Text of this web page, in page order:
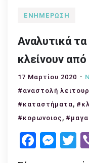
ΕΝΗΜΈΡΩΣΗ
Αναλυτικά
κλείνουν
17 Μαρτίου 2020
#αναστολή
#καταστήματα,
#κορωνοιος ,